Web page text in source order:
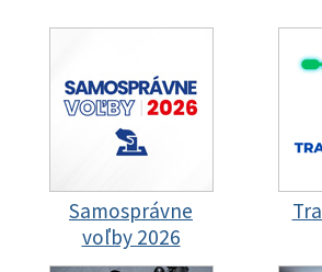
Samosprávne
voľby 2026